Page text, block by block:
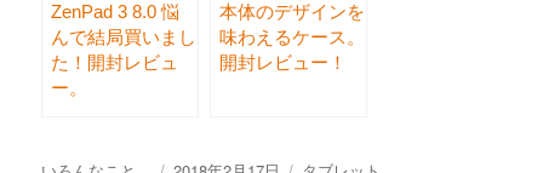
ZenPad 3 8.0 悩
んで結局買いまし
た！開封レビュ
ー。
本体のデザインを
味わえるケース。
開封レビュー！